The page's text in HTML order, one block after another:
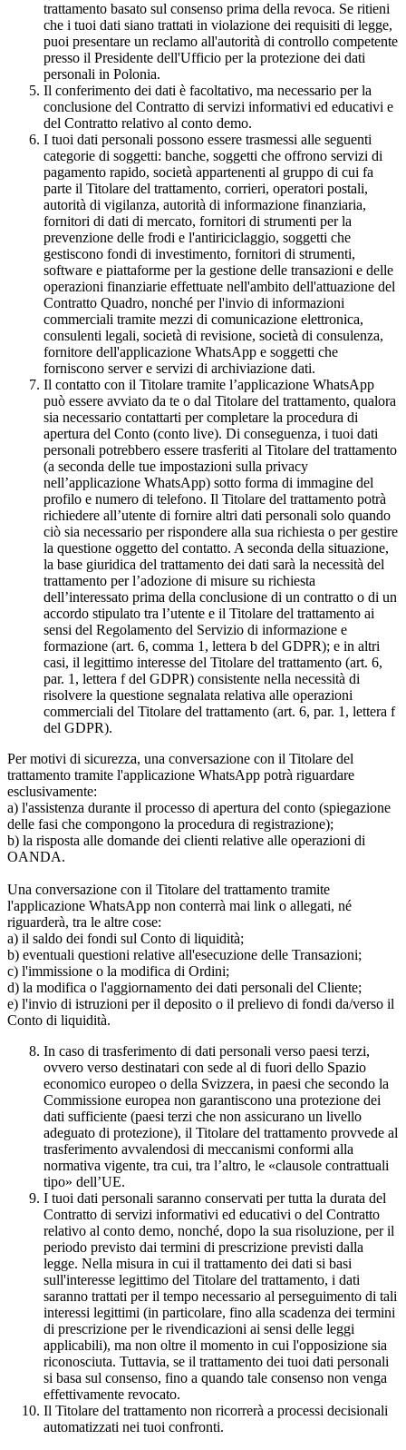
trattamento basato sul consenso prima della revoca. Se ritieni
che i tuoi dati siano trattati in violazione dei requisiti di legge,
puoi presentare un reclamo all'autorità di controllo competente
presso il Presidente dell'Ufficio per la protezione dei dati
personali in Polonia.
Il conferimento dei dati è facoltativo, ma necessario per la
conclusione del Contratto di servizi informativi ed educativi e
del Contratto relativo al conto demo.
I tuoi dati personali possono essere trasmessi alle seguenti
categorie di soggetti: banche, soggetti che offrono servizi di
pagamento rapido, società appartenenti al gruppo di cui fa
parte il Titolare del trattamento, corrieri, operatori postali,
autorità di vigilanza, autorità di informazione finanziaria,
fornitori di dati di mercato, fornitori di strumenti per la
prevenzione delle frodi e l'antiriciclaggio, soggetti che
gestiscono fondi di investimento, fornitori di strumenti,
software e piattaforme per la gestione delle transazioni e delle
operazioni finanziarie effettuate nell'ambito dell'attuazione del
Contratto Quadro, nonché per l'invio di informazioni
commerciali tramite mezzi di comunicazione elettronica,
consulenti legali, società di revisione, società di consulenza,
fornitore dell'applicazione WhatsApp e soggetti che
forniscono server e servizi di archiviazione dati.
Il contatto con il Titolare tramite l’applicazione WhatsApp
può essere avviato da te o dal Titolare del trattamento, qualora
sia necessario contattarti per completare la procedura di
apertura del Conto (conto live). Di conseguenza, i tuoi dati
personali potrebbero essere trasferiti al Titolare del trattamento
(a seconda delle tue impostazioni sulla privacy
nell’applicazione WhatsApp) sotto forma di immagine del
profilo e numero di telefono. Il Titolare del trattamento potrà
richiedere all’utente di fornire altri dati personali solo quando
ciò sia necessario per rispondere alla sua richiesta o per gestire
la questione oggetto del contatto. A seconda della situazione,
la base giuridica del trattamento dei dati sarà la necessità del
trattamento per l’adozione di misure su richiesta
dell’interessato prima della conclusione di un contratto o di un
accordo stipulato tra l’utente e il Titolare del trattamento ai
sensi del Regolamento del Servizio di informazione e
formazione (art. 6, comma 1, lettera b del GDPR); e in altri
casi, il legittimo interesse del Titolare del trattamento (art. 6,
par. 1, lettera f del GDPR) consistente nella necessità di
risolvere la questione segnalata relativa alle operazioni
commerciali del Titolare del trattamento (art. 6, par. 1, lettera f
del GDPR).
Per motivi di sicurezza, una conversazione con il Titolare del
trattamento tramite l'applicazione WhatsApp potrà riguardare
esclusivamente:
a) l'assistenza durante il processo di apertura del conto (spiegazione
delle fasi che compongono la procedura di registrazione);
b) la risposta alle domande dei clienti relative alle operazioni di
OANDA.
Una conversazione con il Titolare del trattamento tramite
l'applicazione WhatsApp non conterrà mai link o allegati, né
riguarderà, tra le altre cose:
a) il saldo dei fondi sul Conto di liquidità;
b) eventuali questioni relative all'esecuzione delle Transazioni;
c) l'immissione o la modifica di Ordini;
d) la modifica o l'aggiornamento dei dati personali del Cliente;
e) l'invio di istruzioni per il deposito o il prelievo di fondi da/verso il
Conto di liquidità.
In caso di trasferimento di dati personali verso paesi terzi,
ovvero verso destinatari con sede al di fuori dello Spazio
economico europeo o della Svizzera, in paesi che secondo la
Commissione europea non garantiscono una protezione dei
dati sufficiente (paesi terzi che non assicurano un livello
adeguato di protezione), il Titolare del trattamento provvede al
trasferimento avvalendosi di meccanismi conformi alla
normativa vigente, tra cui, tra l’altro, le «clausole contrattuali
tipo» dell’UE.
I tuoi dati personali saranno conservati per tutta la durata del
Contratto di servizi informativi ed educativi o del Contratto
relativo al conto demo, nonché, dopo la sua risoluzione, per il
periodo previsto dai termini di prescrizione previsti dalla
legge. Nella misura in cui il trattamento dei dati si basi
sull'interesse legittimo del Titolare del trattamento, i dati
saranno trattati per il tempo necessario al perseguimento di tali
interessi legittimi (in particolare, fino alla scadenza dei termini
di prescrizione per le rivendicazioni ai sensi delle leggi
applicabili), ma non oltre il momento in cui l'opposizione sia
riconosciuta. Tuttavia, se il trattamento dei tuoi dati personali
si basa sul consenso, fino a quando tale consenso non venga
effettivamente revocato.
Il Titolare del trattamento non ricorrerà a processi decisionali
automatizzati nei tuoi confronti.